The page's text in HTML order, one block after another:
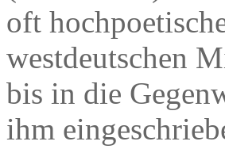
oft
westdeutschen
bis in die
ihm